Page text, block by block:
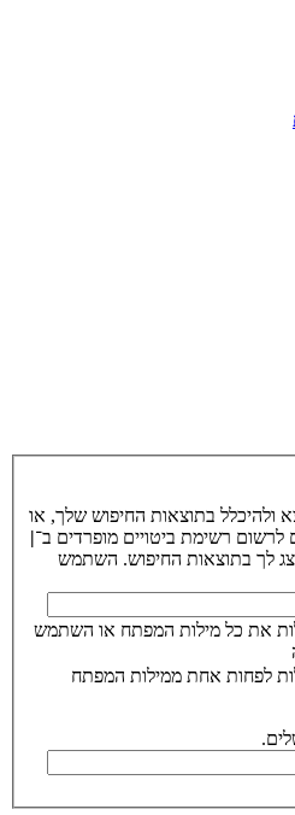
ולהיכלל בתוצאות החיפוש שלך, או
לרשום רשימת ביטויים מופרדים ב־|
לך בתוצאות החיפוש. השתמש
את כל מילות המפתח או השתמש
לפחות אחת ממילות המפתח